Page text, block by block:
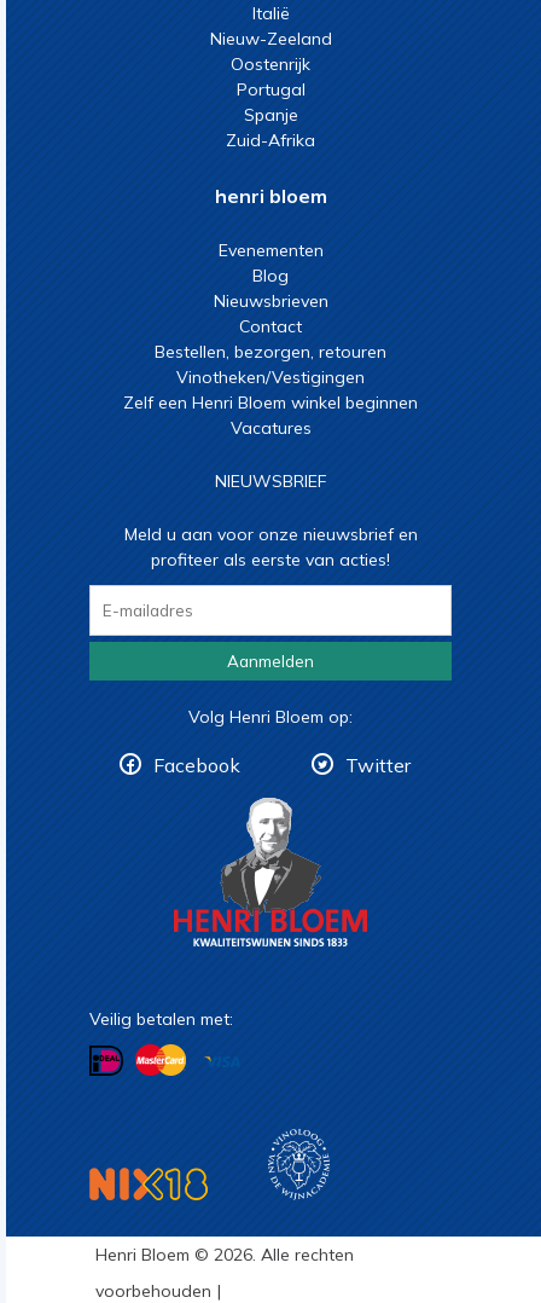
Italië
Nieuw-Zeeland
Oostenrijk
Portugal
Spanje
Zuid-Afrika
henri bloem
Evenementen
Blog
Nieuwsbrieven
Contact
Bestellen, bezorgen, retouren
Vinotheken/Vestigingen
Zelf een Henri Bloem winkel beginnen
Vacatures
NIEUWSBRIEF
Meld u aan voor onze nieuwsbrief en
profiteer als eerste van acties!
Aanmelden
Volg Henri Bloem op:
Facebook Twitter
Veilig betalen met:
Henri Bloem © 2026. Alle rechten
voorbehouden